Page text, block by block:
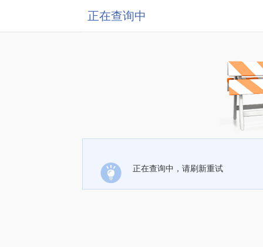
正在查询中
正在查询中，请刷新重试